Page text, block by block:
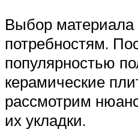
Выбор материала
потребностям.
популярностью
керамические
рассмотрим
их укладки.